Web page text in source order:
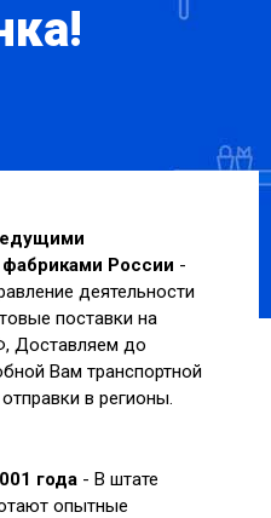
России -
деятельности
поставки на
Доставляем до
Вам транспортной
в регионы.
года - В штате
опытные